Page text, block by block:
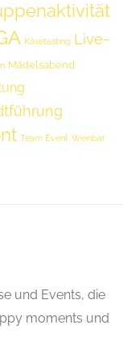
Käsetasting Live-
Mädelsabend
Team Event Weinbar
und Events, die
moments und